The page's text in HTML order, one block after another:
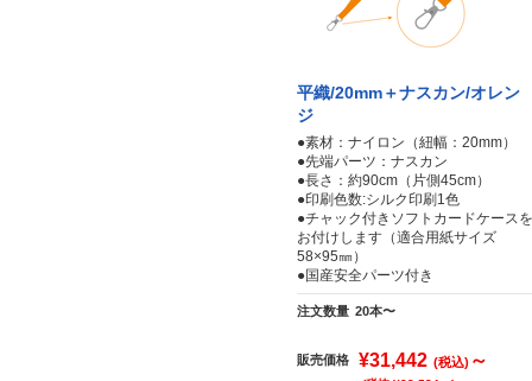
平織/20mm＋ナスカン/オレン
ジ
●素材：ナイロン（紐幅：20mm）
●先端パーツ：ナスカン
●長さ：約90cm（片側45cm）
●印刷色数:シルク印刷1色
●チャック付きソフトカードケースを
お付けします（適合用紙サイズ
58×95㎜）
●国産安全パーツ付き
注文数量 20本〜
販売価格 ¥31,442 (税込) ～